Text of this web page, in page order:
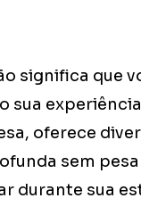
significa que
oferece
sem
durante sua